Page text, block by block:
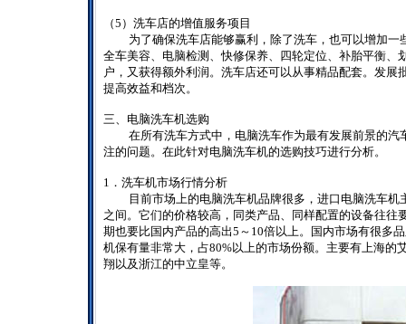
（5 ）洗车店的增值服务项目
为了确保洗车店能够赢利，除了洗车，也可以增加
全车美容、电脑检测、快修保养、四轮定位、补胎平衡
户，又获得额外利润。洗车店还可以从事精品配套。发
提高效益和档次。
三、电脑洗车机选购
在所有洗车方式中，电脑洗车作为最有发展前景的
注的问题。在此针对电脑洗车机的选购技巧进行分析。
1 ．洗车机市场行情分析
目前市场上的电脑洗车机品牌很多，进口电脑洗车
之间。它们的价格较高，同类产品、同样配置的设备往往
期也要比国内产品的高出5 ～ 10倍以上。国内市场有很多
机保有量非常大，占80%以上的市场份额。主要有上海的
翔以及浙江的中立皇等。